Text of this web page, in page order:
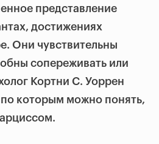
представление
достижениях
Они чувствительны
сопереживать или
Кортни С. Уоррен
по которым можно понять,